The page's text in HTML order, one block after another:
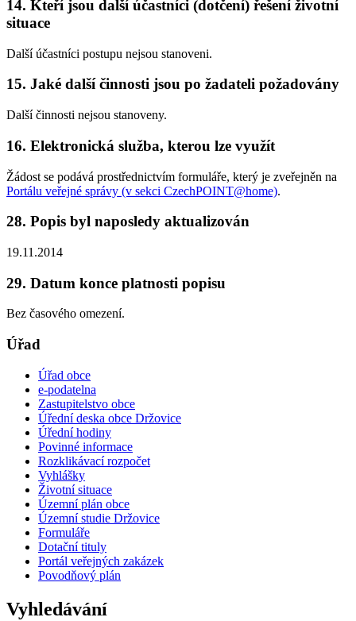
14. Kteří jsou další účastníci (dotčení) řešení životní
situace
Další účastníci postupu nejsou stanoveni.
15. Jaké další činnosti jsou po žadateli požadovány
Další činnosti nejsou stanoveny.
16. Elektronická služba, kterou lze využít
Žádost se podává prostřednictvím formuláře, který je zveřejněn na
Portálu veřejné správy (v sekci CzechPOINT@home).
28. Popis byl naposledy aktualizován
19.11.2014
29. Datum konce platnosti popisu
Bez časového omezení.
Úřad
Úřad obce
e-podatelna
Zastupitelstvo obce
Úřední deska obce Držovice
Úřední hodiny
Povinné informace
Rozklikávací rozpočet
Vyhlášky
Životní situace
Územní plán obce
Územní studie Držovice
Formuláře
Dotační tituly
Portál veřejných zakázek
Povodňový plán
Vyhledávání